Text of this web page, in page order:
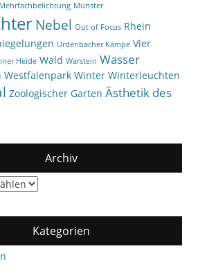
Mehrfachbelichtung Münster
Nebel Out of Focus Rhein
Urdenbacher Kämpe Vier
Heide Wald Warstein Wasser
Westfalenpark Winter Winterleuchten
Zoologischer Garten Ästhetik des
Archiv
Kategorien